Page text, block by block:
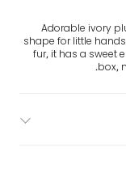
Adorable ivory
shape for little
fur, it has a sweet
box,